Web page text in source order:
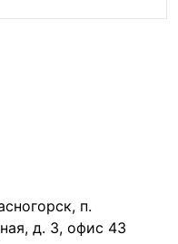
п.
д. 3, офис 43